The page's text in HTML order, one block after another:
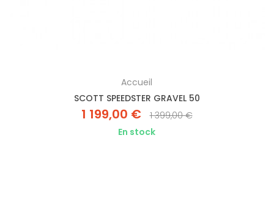
Accueil
SCOTT SPEEDSTER GRAVEL 50
1 199,00 €
1 399,00 €
En stock